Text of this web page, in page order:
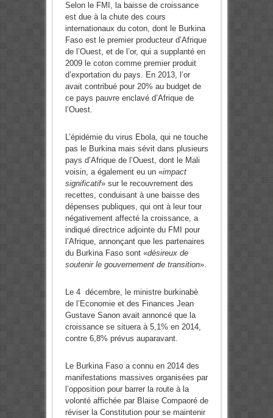
Selon le FMI, la baisse de croissance
est due à la chute des cours
internationaux du coton, dont le Burkina
Faso est le premier producteur d’Afrique
de l’Ouest, et de l’or, qui a supplanté en
2009 le coton comme premier produit
d’exportation du pays. En 2013, l’or
avait contribué pour 20% au budget de
ce pays pauvre enclavé d’Afrique de
l’Ouest.
L’épidémie du virus Ebola, qui ne touche
pas le Burkina mais sévit dans plusieurs
pays d’Afrique de l’Ouest, dont le Mali
voisin, a également eu un «impact
significatif» sur le recouvrement des
recettes, conduisant à une baisse des
dépenses publiques, qui ont à leur tour
négativement affecté la croissance, a
indiqué directrice adjointe du FMI pour
l’Afrique, annonçant que les partenaires
du Burkina Faso sont «désireux de
soutenir le gouvernement de transition».
Le 4 décembre, le ministre burkinabè
de l’Economie et des Finances Jean
Gustave Sanon avait annoncé que la
croissance se situera à 5,1% en 2014,
contre 6,8% prévus auparavant.
Le Burkina Faso a connu en 2014 des
manifestations massives organisées par
l’opposition pour barrer la route à la
volonté affichée par Blaise Compaoré de
réviser la Constitution pour se maintenir